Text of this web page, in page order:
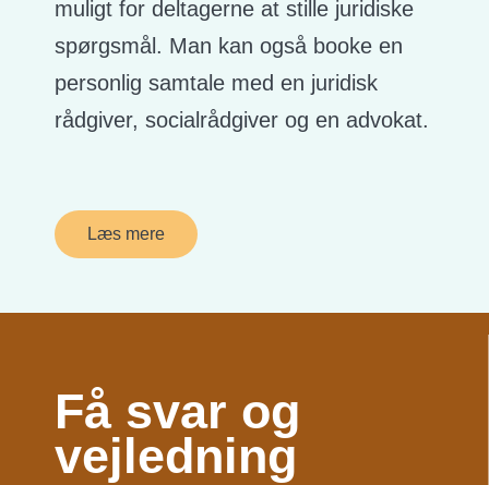
muligt for deltagerne at stille juridiske
spørgsmål. Man kan også booke en
personlig samtale med en juridisk
rådgiver, socialrådgiver og en advokat.
Læs mere
Få svar og
vejledning